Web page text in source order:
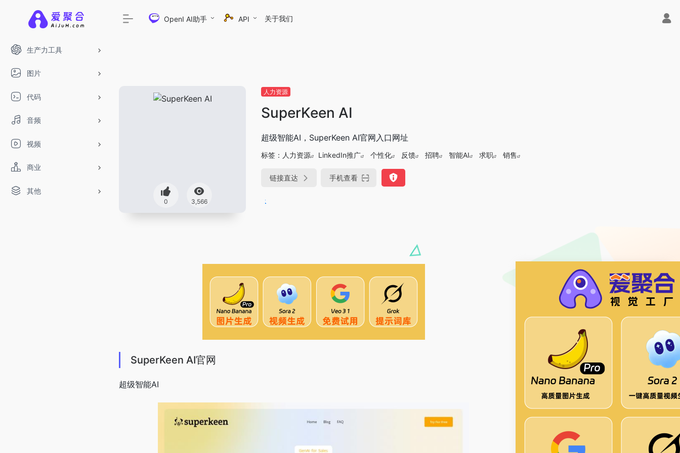
生产力工具
图片
代码
音频
视频
商业
其他
OpenI AI助手 API 关于我们
0 3,566
人力资源
SuperKeen AI
超级智能AI，SuperKeen AI官网入口网址
标签： 人力资源 LinkedIn推广 个性化 反馈 招聘 智能AI 求职 销售
链接直达 手机查看
SuperKeen AI官网
超级智能AI